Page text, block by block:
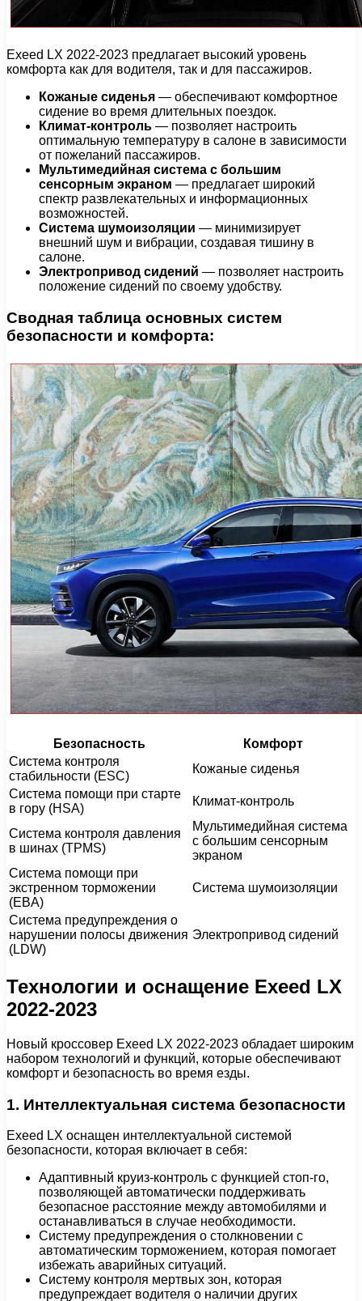
Exeed LX 2022-2023 предлагает высокий уровень
комфорта как для водителя, так и для пассажиров.
Кожаные сиденья — обеспечивают комфортное
сидение во время длительных поездок.
Климат-контроль — позволяет настроить
оптимальную температуру в салоне в зависимости
от пожеланий пассажиров.
Мультимедийная система с большим
сенсорным экраном — предлагает широкий
спектр развлекательных и информационных
возможностей.
Система шумоизоляции — минимизирует
внешний шум и вибрации, создавая тишину в
салоне.
Электропривод сидений — позволяет настроить
положение сидений по своему удобству.
Сводная таблица основных систем
безопасности и комфорта:
Безопасность
Комфорт
Система контроля
стабильности (ESC)
Кожаные сиденья
Система помощи при старте
в гору (HSA)
Климат-контроль
Система контроля давления
в шинах (TPMS)
Мультимедийная система
с большим сенсорным
экраном
Система помощи при
экстренном торможении
(EBA)
Система шумоизоляции
Система предупреждения о
нарушении полосы движения
(LDW)
Электропривод сидений
Технологии и оснащение Exeed LX
2022-2023
Новый кроссовер Exeed LX 2022-2023 обладает широким
набором технологий и функций, которые обеспечивают
комфорт и безопасность во время езды.
1. Интеллектуальная система безопасности
Exeed LX оснащен интеллектуальной системой
безопасности, которая включает в себя:
Адаптивный круиз-контроль с функцией стоп-го,
позволяющей автоматически поддерживать
безопасное расстояние между автомобилями и
останавливаться в случае необходимости.
Систему предупреждения о столкновении с
автоматическим торможением, которая помогает
избежать аварийных ситуаций.
Систему контроля мертвых зон, которая
предупреждает водителя о наличии других